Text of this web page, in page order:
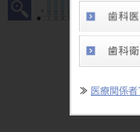
≫ 医療関係